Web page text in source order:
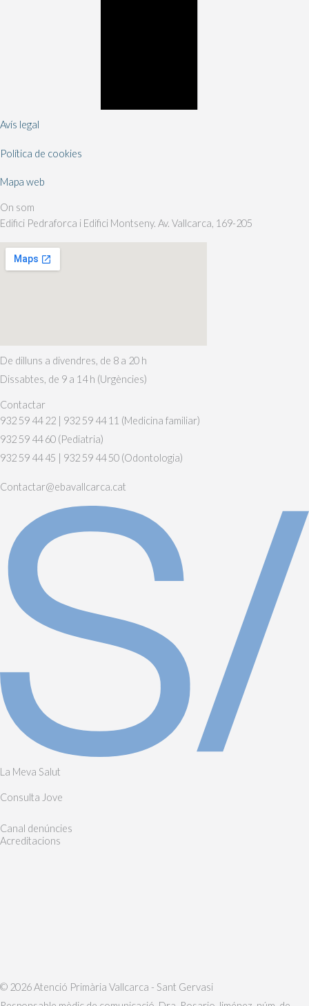
Avís legal
Política de cookies
Mapa web
On som
Edifici Pedraforca i Edifici Montseny. Av. Vallcarca, 169-205
De dilluns a divendres, de 8 a 20 h
Dissabtes, de 9 a 14 h (Urgències)
Contactar
932 59 44 22 | 932 59 44 11 (Medicina familiar)
932 59 44 60 (Pediatria)
932 59 44 45 | 932 59 44 50 (Odontologia)
Contactar@ebavallcarca.cat
La Meva Salut
Consulta Jove
Canal denúncies
Acreditacions
© 2026 Atenció Primària Vallcarca - Sant Gervasi